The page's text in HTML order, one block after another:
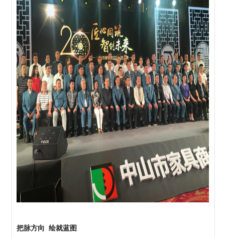
把脉方向 绘就蓝图